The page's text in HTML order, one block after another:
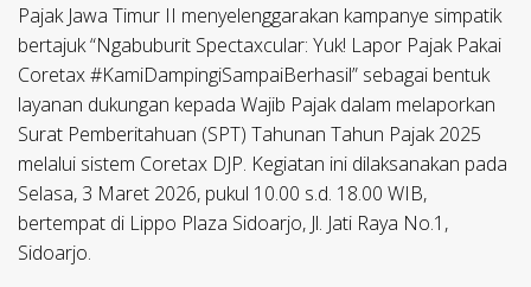
Pajak Jawa Timur II menyelenggarakan kampanye simpatik
bertajuk “Ngabuburit Spectaxcular: Yuk! Lapor Pajak Pakai
Coretax #KamiDampingiSampaiBerhasil” sebagai bentuk
layanan dukungan kepada Wajib Pajak dalam melaporkan
Surat Pemberitahuan (SPT) Tahunan Tahun Pajak 2025
melalui sistem Coretax DJP. Kegiatan ini dilaksanakan pada
Selasa, 3 Maret 2026, pukul 10.00 s.d. 18.00 WIB,
bertempat di Lippo Plaza Sidoarjo, Jl. Jati Raya No.1,
Sidoarjo.